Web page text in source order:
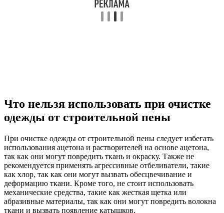
Что нельзя использовать при очистке
одежды от строительной пены
При очистке одежды от строительной пены следует избегать
использования ацетона и растворителей на основе ацетона,
так как они могут повредить ткань и окраску. Также не
рекомендуется применять агрессивные отбеливатели, такие
как хлор, так как они могут вызвать обесцвечивание и
деформацию ткани. Кроме того, не стоит использовать
механические средства, такие как жесткая щетка или
абразивные материалы, так как они могут повредить волокна
ткани и вызвать появление катышков.